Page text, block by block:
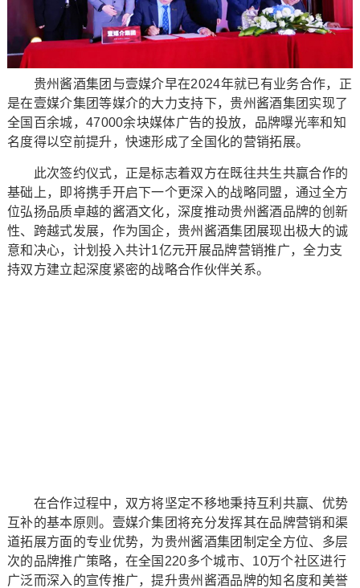
贵州酱酒集团与壹媒介早在2024年就已有业务合作，正
是在壹媒介集团等媒介的大力支持下，贵州酱酒集团实现了
全国百余城，47000余块媒体广告的投放，品牌曝光率和知
名度得以空前提升，快速形成了全国化的营销拓展。
此次签约仪式，正是标志着双方在既往共生共赢合作的
基础上，即将携手开启下一个更深入的战略同盟，通过全方
位弘扬品质卓越的酱酒文化，深度推动贵州酱酒品牌的创新
性、跨越式发展，作为国企，贵州酱酒集团展现出极大的诚
意和决心，计划投入共计1亿元开展品牌营销推广，全力支
持双方建立起深度紧密的战略合作伙伴关系。
在合作过程中，双方将坚定不移地秉持互利共赢、优势
互补的基本原则。壹媒介集团将充分发挥其在品牌营销和渠
道拓展方面的专业优势，为贵州酱酒集团制定全方位、多层
次的品牌推广策略，在全国220多个城市、10万个社区进行
广泛而深入的宣传推广，提升贵州酱酒品牌的知名度和美誉